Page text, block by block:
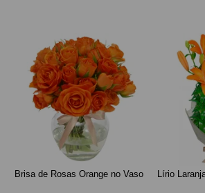
Brisa de Rosas Orange no Vaso
Lírio